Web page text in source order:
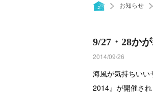
お知らせ
9/27・28か
2014/09/26
海風が気持ちいい
2014』が開催され